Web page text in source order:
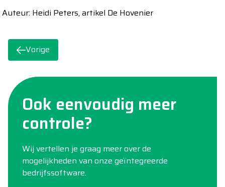
Auteur: Heidi Peters, artikel De Hovenier
Vorige
Ook eenvoudig meer
controle?
Wij vertellen je graag meer over de
mogelijkheden van onze geïntegreerde
bedrijfssoftware.